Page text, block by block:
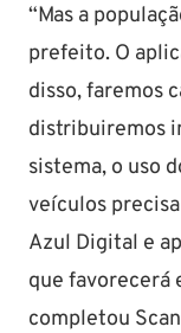
“Mas a
prefeito. O
disso, faremos
distribuiremos
sistema, o uso
veículos
Azul Digital e
que favorecerá
completou